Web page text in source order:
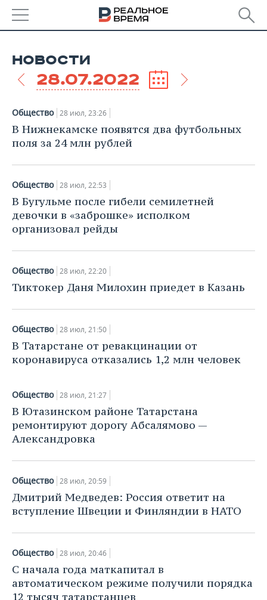
УДМУРТИЯ
НОВОСТИ
НОВОСТИ АНАЛИТИКИ
ДЕКЛАРАЦИИ О ДОХОДАХ
КОРОЛИ ГОСЗАКАЗА ПФО
ВУЗЫ ТАТАРСТАНА
КОМУ ПРИНАДЛЕЖАТ
ТАТАРСТАНА
ЭКОНОМИКА
НОВОСТИ ЭКОНОМИКИ
ФИНАНСЫ
БАНКИ
БЮДЖЕТ
НОВОСТИ
ПРОМЫШЛЕННОСТИ
АГРОПРОМ
НЕФТЕХИМИЯ
ОПК
ЭНЕРГЕТИКА
НЕДВИЖИМОСТЬ
НОВОСТИ НЕДВИЖИМОСТИ
АВТО
НОВОСТИ АВТО
БИЗНЕС
РОЗНИЧНАЯ ТОРГОВЛЯ
УСЛУГИ
НОВОСТИ ТЕХНОЛОГИЙ
МЕДИА
МЕРОПРИЯТИЯ
ВЫЕЗДНАЯ РЕДАКЦИЯ
ONLINE-КОНФЕРЕНЦИИ
ОТКРЫТАЯ ЛЕКЦИЯ
НОВОСТИ СПОРТА
ХОККЕЙ
БАСКЕТБОЛ
КИБЕРСПОРТ
ФИГУРНОЕ КАТАНИЕ
ВОДНЫЕ ВИДЫ СПОРТА
ХОККЕЙ С МЯЧОМ
ОБЩЕСТВО
ВЛАСТЬ
ИНФРАСТРУКТУРА
КУЛЬТУРА
МЕДИЦИНА
ОБРАЗОВАНИЕ
ПРОИСШЕСТВИЯ
СЮЖЕТЫ
СПРАВОЧНИК
СПИСОК КОМПАНИЙ
НОВОСТИ
28.07.2022
Общество 28 июл, 23:26
В Нижнекамске появятся два футбольных
поля за 24 млн рублей
Общество 28 июл, 22:53
В Бугульме после гибели семилетней
девочки в «заброшке» исполком
организовал рейды
Общество 28 июл, 22:20
Тиктокер Даня Милохин приедет в Казань
Общество 28 июл, 21:50
В Татарстане от ревакцинации от
коронавируса отказались 1,2 млн человек
Общество 28 июл, 21:27
В Ютазинском районе Татарстана
ремонтируют дорогу Абсалямово —
Александровка
Общество 28 июл, 20:59
Дмитрий Медведев: Россия ответит на
вступление Швеции и Финляндии в НАТО
Общество 28 июл, 20:46
С начала года маткапитал в
автоматическом режиме получили порядка
12 тысяч татарстанцев